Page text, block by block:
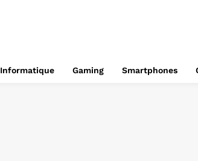
Informatique Gaming Smartphones